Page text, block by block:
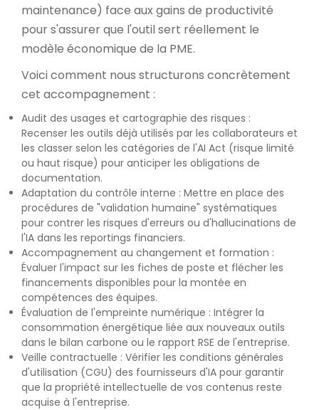
maintenance) face aux gains de productivité
pour s'assurer que l'outil sert réellement le
modèle économique de la PME.
Voici comment nous structurons concrètement
cet accompagnement :
Audit des usages et cartographie des risques :
Recenser les outils déjà utilisés par les collaborateurs et
les classer selon les catégories de l'AI Act (risque limité
ou haut risque) pour anticiper les obligations de
documentation.
Adaptation du contrôle interne : Mettre en place des
procédures de "validation humaine" systématiques
pour contrer les risques d'erreurs ou d'hallucinations de
l'IA dans les reportings financiers.
Accompagnement au changement et formation :
Évaluer l'impact sur les fiches de poste et flécher les
financements disponibles pour la montée en
compétences des équipes.
Évaluation de l'empreinte numérique : Intégrer la
consommation énergétique liée aux nouveaux outils
dans le bilan carbone ou le rapport RSE de l'entreprise.
Veille contractuelle : Vérifier les conditions générales
d'utilisation (CGU) des fournisseurs d'IA pour garantir
que la propriété intellectuelle de vos contenus reste
acquise à l'entreprise.